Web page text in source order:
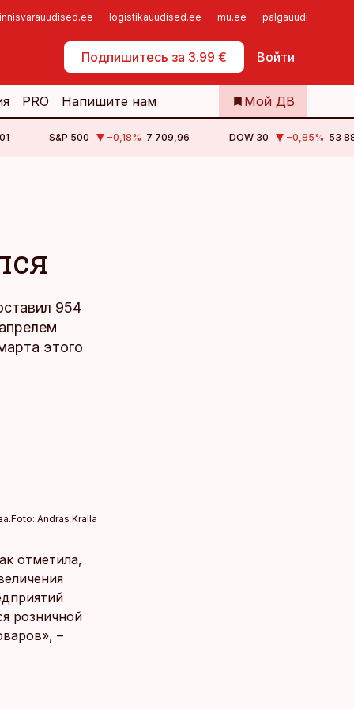
logistikauudised.ee mu.ee palgauudised.ee
Подпишитесь за 3.99 € Войти
Самообслуживание
PRO Напишите нам Мой ДВ
S&P 500 −0,18% 7 709,96 DOW 30 −0,85% 53
954
этого
Foto: Andras Kralla
отметила,
розничной
–